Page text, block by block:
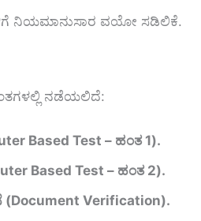
ನಿಯಮಾನುಸಾರ ವಯೋ ಸಡಿಲಿಕೆ.
ನಡೆಯಲಿದೆ:
Based Test – ಹಂತ 1).
Based Test – ಹಂತ 2).
(Document Verification).